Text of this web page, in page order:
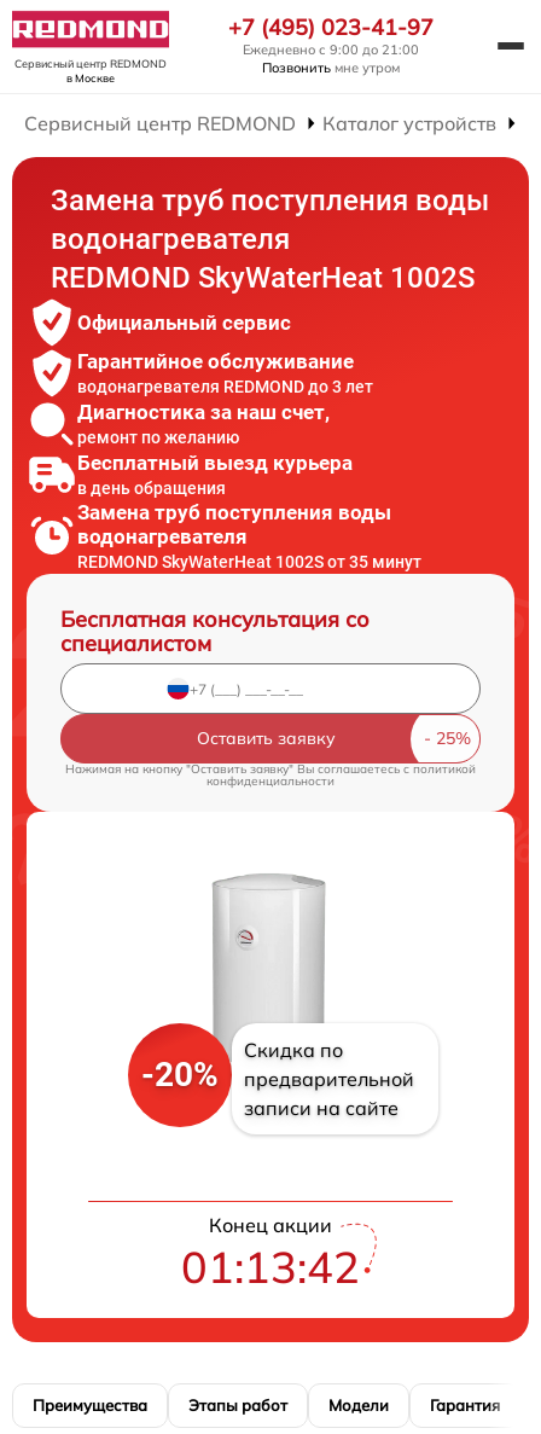
Сервисный центр REDMOND
в Москве
+7 (495) 023-41-97
Ежедневно с 9:00 до 21:00
Позвонить мне утром
Сервисный центр REDMOND Каталог устройств
Замена труб поступления воды
водонагревателя
REDMOND SkyWaterHeat 1002S
Официальный сервис
Гарантийное обслуживание
водонагревателя REDMOND до 3 лет
Диагностика за наш счет,
ремонт по желанию
Бесплатный выезд курьера
в день обращения
Замена труб поступления воды
водонагревателя
REDMOND SkyWaterHeat 1002S от 35 минут
Бесплатная консультация со
специалистом
Оставить заявку
Нажимая на кнопку "Оставить заявку" Вы соглашаетесь c политикой
конфиденциальности
-20%
Скидка по
предварительной
записи на сайте
Конец акции
01:13:41
Преимущества Этапы работ Модели Гарантия